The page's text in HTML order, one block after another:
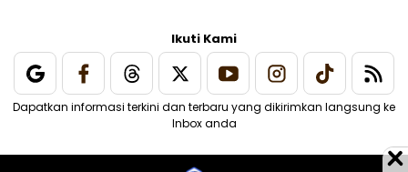
Ikuti Kami
Dapatkan informasi terkini dan terbaru yang dikirimkan langsung ke
Inbox anda